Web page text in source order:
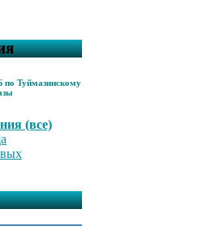
Туймазинскому
(все)